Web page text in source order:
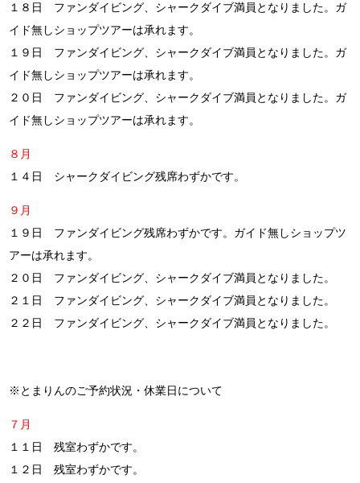
１８日 ファンダイビング、シャークダイブ満員となりました。ガ
イド無しショップツアーは承れます。
１９日 ファンダイビング、シャークダイブ満員となりました。ガ
イド無しショップツアーは承れます。
２０日 ファンダイビング、シャークダイブ満員となりました。ガ
イド無しショップツアーは承れます。
８月
１４日 シャークダイビング残席わずかです。
９月
１９日 ファンダイビング残席わずかです。ガイド無しショップツ
アーは承れます。
２０日 ファンダイビング、シャークダイブ満員となりました。
２１日 ファンダイビング、シャークダイブ満員となりました。
２２日 ファンダイビング、シャークダイブ満員となりました。
※とまりんのご予約状況・休業日について
７月
１１日 残室わずかです。
１２日 残室わずかです。